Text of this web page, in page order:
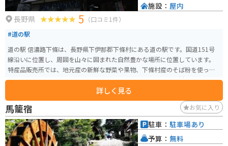
長野県 5 （口コミ1件）
#道の駅
道の駅 信濃路下條は、長野県下伊那郡下條村にある道の駅です。国道151号
線沿いに位置し、周囲を山々に囲まれた自然豊かな場所に位置しています。
特産品販売所では、地元産の新鮮な野菜や果物、下條村産のそば粉を使った
蕎麦、五平餅などが販売されています。食堂では、地元産の食材を使った料
理を楽しむことができます。特に、地元で蕎麦の栽培が盛んなことから、蕎
麦を使ったメニューは人気があります。 バイクで訪れる場合、道の駅には
広々とした駐車場が完備されているので安心です。また、周辺には飯田高原
や天竜峡など、風光明媚な観光スポットも点在しているので、ツーリングの
拠点としても最適です。 道の駅 信濃路下條は、地元の特産品やグルメ、そし
て周辺の観光情報が集まる便利なスポットです。ドライブやツーリングの休
詳しく見る
施設： 屋内
馬籠宿 お気に入り
駐車： 駐車場あり
予算： 無料